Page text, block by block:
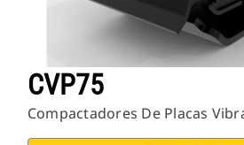
CVP75
Compactadores De Placas